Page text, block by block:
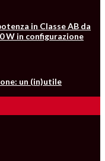
in Classe AB da
W in configurazione
un (in)utile